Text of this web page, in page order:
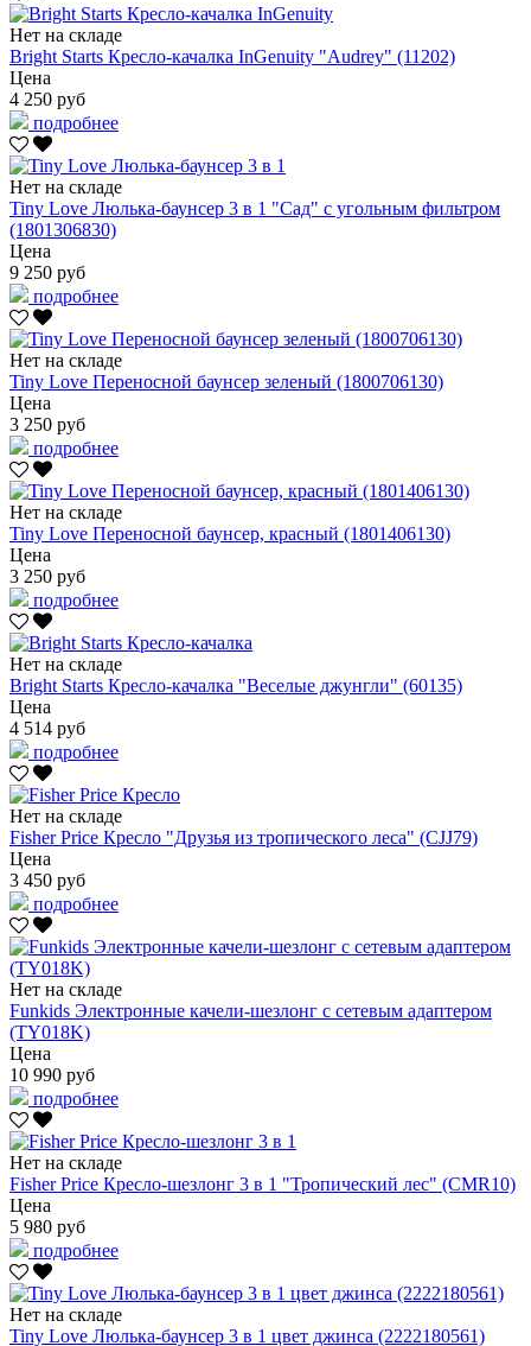
Нет на складе
Bright Starts Кресло-качалка InGenuity "Audrey" (11202)
Цена
4 250 руб
подробнее
Нет на складе
Tiny Love Люлька-баунсер 3 в 1 "Сад" с угольным фильтром
(1801306830)
Цена
9 250 руб
подробнее
Нет на складе
Tiny Love Переносной баунсер зеленый (1800706130)
Цена
3 250 руб
подробнее
Нет на складе
Tiny Love Переносной баунсер, красный (1801406130)
Цена
3 250 руб
подробнее
Нет на складе
Bright Starts Кресло-качалка "Веселые джунгли" (60135)
Цена
4 514 руб
подробнее
Нет на складе
Fisher Price Кресло "Друзья из тропического леса" (CJJ79)
Цена
3 450 руб
подробнее
Нет на складе
Funkids Электронные качели-шезлонг с сетевым адаптером
(TY018K)
Цена
10 990 руб
подробнее
Нет на складе
Fisher Price Кресло-шезлонг 3 в 1 "Тропический лес" (CMR10)
Цена
5 980 руб
подробнее
Нет на складе
Tiny Love Люлька-баунсер 3 в 1 цвет джинса (2222180561)